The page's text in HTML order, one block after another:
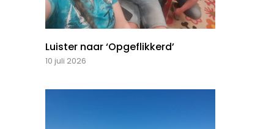
Luister naar ‘Opgeflikkerd’
10 juli 2026